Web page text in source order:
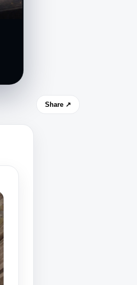
Share ↗